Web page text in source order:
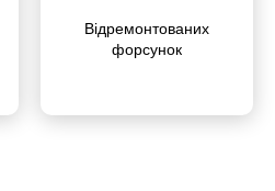
Відре­­мон­то­­ваних
форсунок